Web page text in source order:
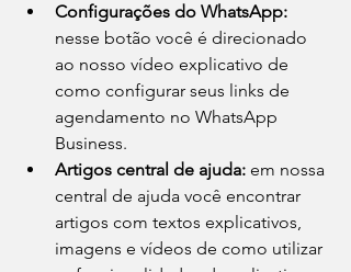
Configurações do WhatsApp:
nesse botão você é direcionado
ao nosso vídeo explicativo de
como configurar seus links de
agendamento no WhatsApp
Business.
Artigos central de ajuda: em nossa
central de ajuda você encontrar
artigos com textos explicativos,
imagens e vídeos de como utilizar